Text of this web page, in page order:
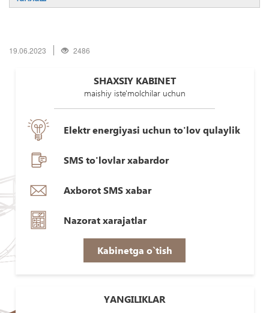
19.06.2023 2486
SHAXSIY KABINET
maishiy iste'molchilar uchun
Elektr energiyasi uchun to'lov qulaylik
SMS to'lovlar xabardor
Axborot SMS xabar
Nazorat xarajatlar
Kabinetga o`tish
YANGILIKLAR